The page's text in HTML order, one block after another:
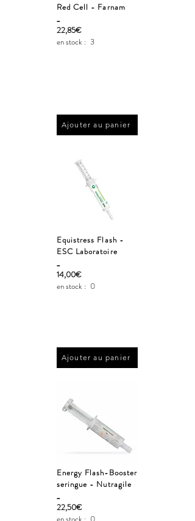
Red Cell - Farnam
_
22,85€
en stock : 3
Ajouter au panier
Equistress Flash -
ESC Laboratoire
_
14,00€
en stock : 0
Ajouter au panier
Energy Flash-Booster
seringue - Nutragile
_
22,50€